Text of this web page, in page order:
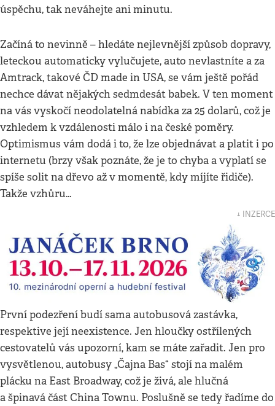
úspěchu, tak neváhejte ani minutu.
Začíná to nevinně – hledáte nejlevnější způsob dopravy,
leteckou automaticky vylučujete, auto nevlastníte a za
Amtrack, takové ČD made in USA, se vám ještě pořád
nechce dávat nějakých sedmdesát babek. V ten moment
na vás vyskočí neodolatelná nabídka za 25 dolarů, což je
vzhledem k vzdálenosti málo i na české poměry.
Optimismus vám dodá i to, že lze objednávat a platit i po
internetu (brzy však poznáte, že je to chyba a vyplatí se
spíše solit na dřevo až v momentě, kdy míjíte řidiče).
Takže vzhůru…
↓ INZERCE
První podezření budí sama autobusová zastávka,
respektive její neexistence. Jen hloučky ostřílených
cestovatelů vás upozorní, kam se máte zařadit. Jen pro
vysvětlenou, autobusy „Čajna Bas“ stojí na malém
plácku na East Broadway, což je živá, ale hlučná
a špinavá část China Townu. Poslušně se tedy řadíme do